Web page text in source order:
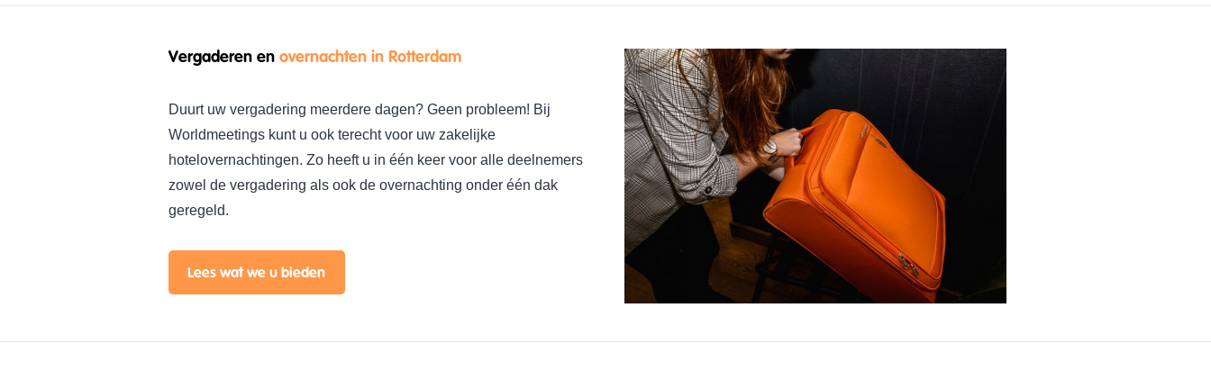
Vergaderen en overnachten in Rotterdam
Duurt uw vergadering meerdere dagen? Geen probleem! Bij
Worldmeetings kunt u ook terecht voor uw zakelijke
hotelovernachtingen. Zo heeft u in één keer voor alle deelnemers
zowel de vergadering als ook de overnachting onder één dak
geregeld.
Lees wat we u bieden